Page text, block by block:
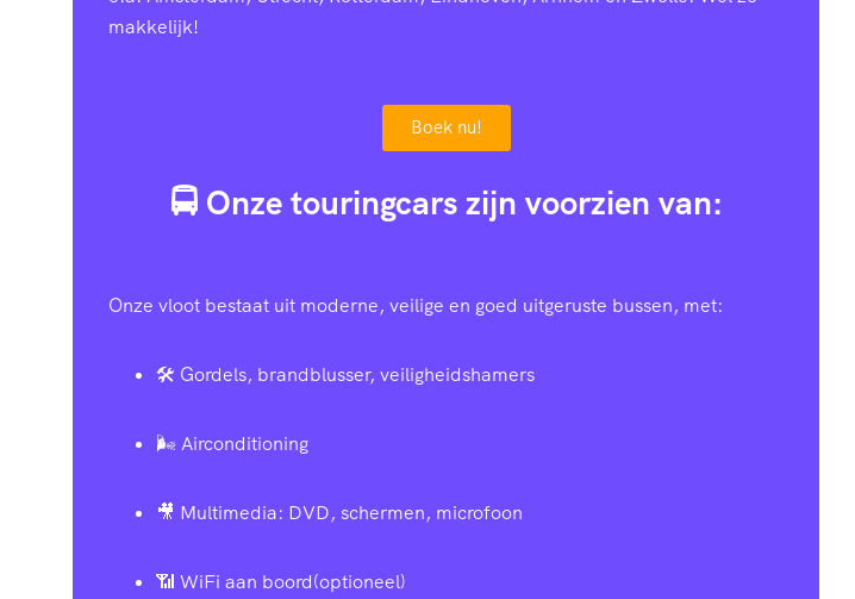
makkelijk!
Boek nu!
🚍 Onze touringcars zijn voorzien van:
Onze vloot bestaat uit moderne, veilige en goed uitgeruste bussen, met:
🛠️ Gordels, brandblusser, veiligheidshamers
🌬️ Airconditioning
🎥 Multimedia: DVD, schermen, microfoon
📶 WiFi aan boord(optioneel)